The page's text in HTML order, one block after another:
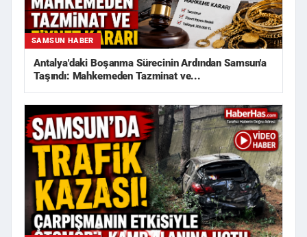
SAMSUN HABER
Antalya'daki Boşanma Sürecinin Ardından Samsun'a
Taşındı: Mahkemeden Tazminat ve...